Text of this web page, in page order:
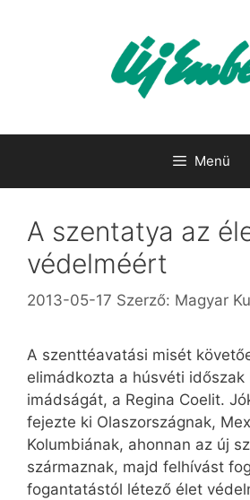
Menü
A szentatya az
védelméért
2013-05-17 Szerző: Magyar
A szenttéavatási misét
elimádkozta a húsvéti időszak
imádságát, a Regina Coelit.
fejezte ki Olaszországnak,
Kolumbiának, ahonnan az új
származnak, majd felhívást
fogantatástól létező élet